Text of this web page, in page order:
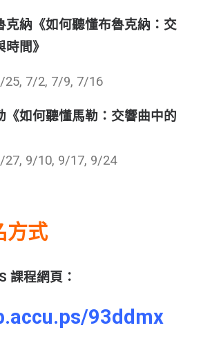
克納《如何聽懂布魯克納：交
間》
25, 7/2, 7/9, 7/16
《如何聽懂馬勒：交響曲中的
27, 9/10, 9/17, 9/24
方式
課程網頁：
93ddmx